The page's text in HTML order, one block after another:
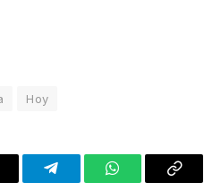
Hoy
TelegramWhatsAppCopy